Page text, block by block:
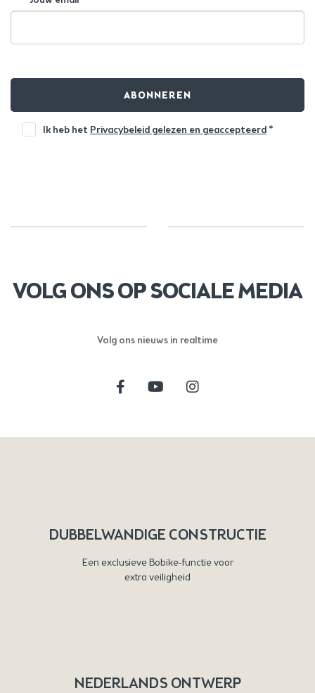
ABONNEREN
Ik heb het Privacybeleid gelezen en geaccepteerd *
VOLG ONS OP SOCIALE MEDIA
Volg ons nieuws in realtime
DUBBELWANDIGE CONSTRUCTIE
Een exclusieve Bobike-functie voor
extra veiligheid
NEDERLANDS ONTWERP